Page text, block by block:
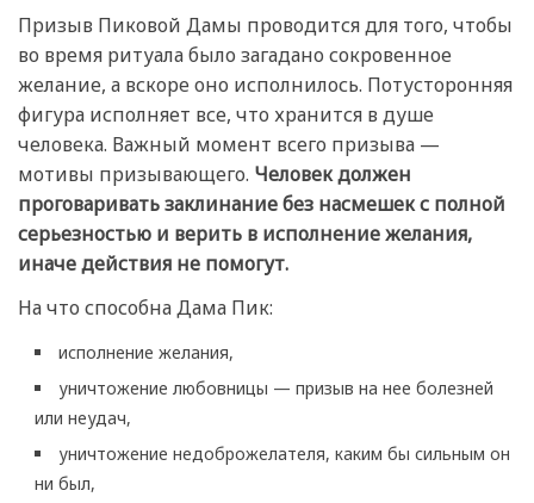
Призыв Пиковой Дамы проводится для того, чтобы
во время ритуала было загадано сокровенное
желание, а вскоре оно исполнилось. Потусторонняя
фигура исполняет все, что хранится в душе
человека. Важный момент всего призыва —
мотивы призывающего. Человек должен
проговаривать заклинание без насмешек с полной
серьезностью и верить в исполнение желания,
иначе действия не помогут.
На что способна Дама Пик:
исполнение желания,
уничтожение любовницы — призыв на нее болезней
или неудач,
уничтожение недоброжелателя, каким бы сильным он
ни был,